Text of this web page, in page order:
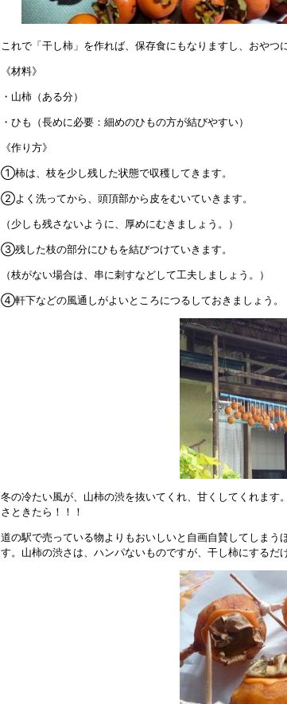
これで「干し柿」を作れば、保存食にもなりますし、おや
《材料》
・山柿（ある分）
・ひも（長めに必要：細めのひもの方が結びやすい）
《作り方》
①柿は、枝を少し残した状態で収穫してきます。
②よく洗ってから、頭頂部から皮をむいていきます。
（少しも残さないように、厚めにむきましょう。）
③残した枝の部分にひもを結びつけていきます。
（枝がない場合は、串に刺すなどして工夫しましょう。）
④軒下などの風通しがよいところにつるしておきましょう。
冬の冷たい風が、山柿の渋を抜いてくれ、甘くしてくれま
さときたら！！！
道の駅で売っている物よりもおいしいと自画自賛してしま
す。山柿の渋さは、ハンパないものですが、干し柿にする